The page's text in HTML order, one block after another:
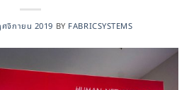
จิกายน 2019 BY FABRICSYSTEMS